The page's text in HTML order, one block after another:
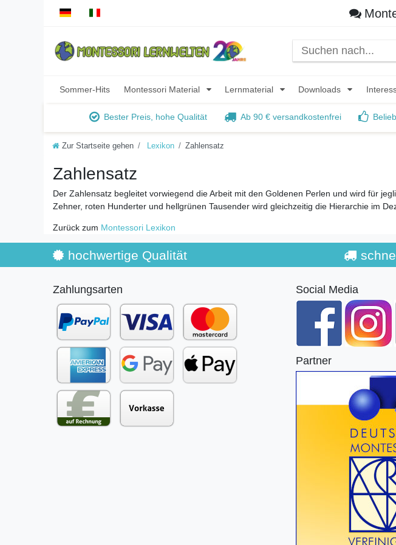
Sommer-Hits Montessori Material Lernmaterial Downloads
Bester Preis, hohe Qualität Ab 90 € versandkostenfrei
Zur Startseite gehen Lexikon Zahlensatz
Zahlensatz
Der Zahlensatz begleitet vorwiegend die Arbeit mit den Goldenen Perlen und wird für
Zehner, roten Hunderter und hellgrünen Tausender wird gleichzeitig die Hierarchie im
Zurück zum Montessori Lexikon
hochwertige Qualität
Zahlungsarten Social Media
Partner